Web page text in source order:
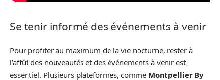
Se tenir informé des événements à venir
Pour profiter au maximum de la vie nocturne, rester à
l’affût des nouveautés et des événements à venir est
essentiel. Plusieurs plateformes, comme Montpellier By